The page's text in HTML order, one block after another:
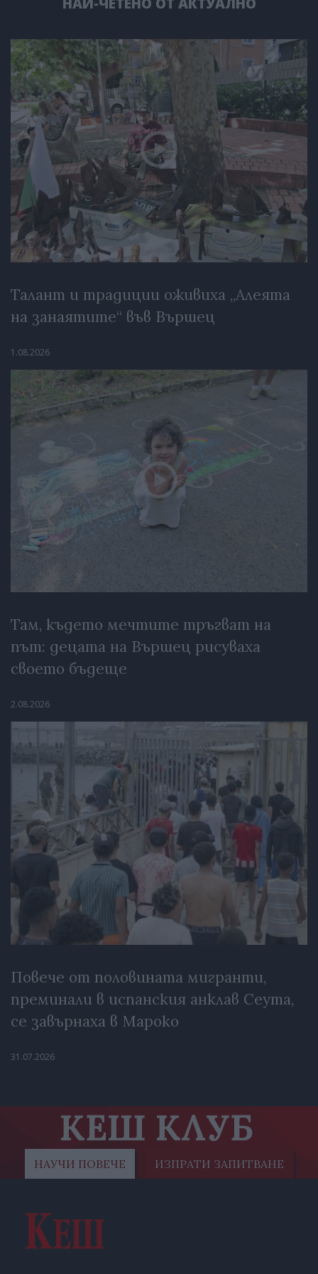
Талант и традиции оживиха „Алеята
на занаятите“ във Вършец
1.08.2026
Там, където мечтите тръгват на
път: децата на Вършец рисуваха
своето бъдеще
2.08.2026
Повече от половината мигранти,
преминали в испанския анклав Сеута,
се завърнаха в Мароко
31.07.2026
КЕШ КЛУБ
НАУЧИ ПОВЕЧЕ ИЗПРАТИ ЗАПИТВАНЕ